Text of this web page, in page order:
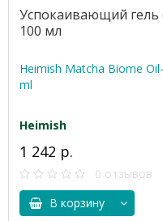
Успокаивающий гель
100 мл
Heimish Matcha Biome
ml
Heimish
1 242 р.
0 отзывов
В корзину